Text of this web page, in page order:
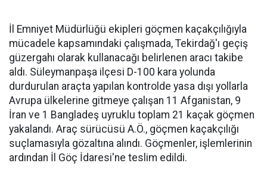
İl Emniyet Müdürlüğü ekipleri göçmen kaçakçılığıyla
mücadele kapsamındaki çalışmada, Tekirdağ'ı geçiş
güzergahı olarak kullanacağı belirlenen aracı takibe
aldı. Süleymanpaşa ilçesi D-100 kara yolunda
durdurulan araçta yapılan kontrolde yasa dışı yollarla
Avrupa ülkelerine gitmeye çalışan 11 Afganistan, 9
İran ve 1 Bangladeş uyruklu toplam 21 kaçak göçmen
yakalandı. Araç sürücüsü A.Ö., göçmen kaçakçılığı
suçlamasıyla gözaltına alındı. Göçmenler, işlemlerinin
ardından İl Göç İdaresi'ne teslim edildi.